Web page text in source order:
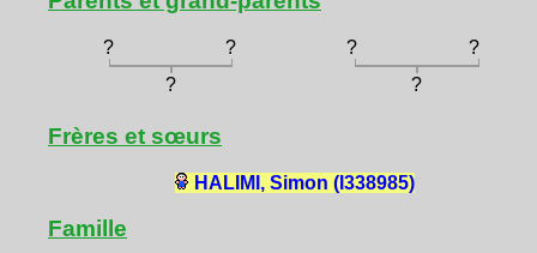
? ? ?
?
?
?
Frères et sœurs
HALIMI, Simon (I338985)
Famille